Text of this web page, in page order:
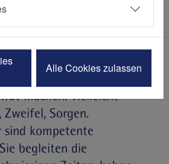
ist oft eine
Vielleicht gibt es
machen. Vielleicht
Zweifel, Sorgen.
sind kompetente
begleiten die
Alle Cookies zulassen